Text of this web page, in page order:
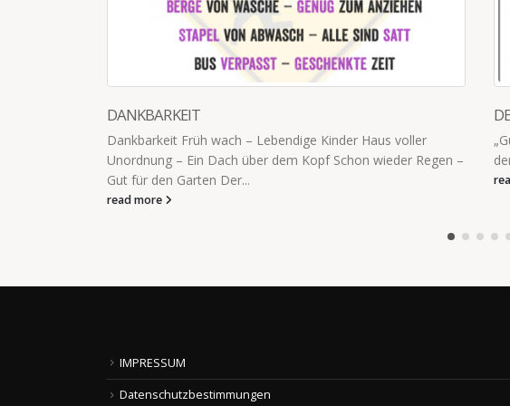
DEN GANZEN TAG BEI OMA
„Gute Nacht, Kinder. Ich freue mich auf morgen." „Sind wir
denn morgen nicht den ganzen Tag bei Oma?" „Ja."
read more